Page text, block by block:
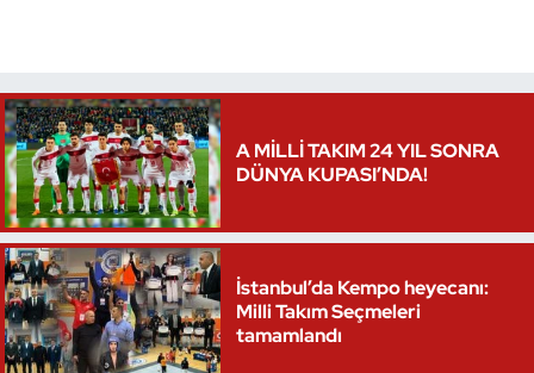
A MİLLİ TAKIM 24 YIL SONRA
DÜNYA KUPASI’NDA!
İstanbul’da Kempo heyecanı:
Milli Takım Seçmeleri
tamamlandı
Voleybol
Vücut Geliştirme Fitness
Wushu Kungfu
Yelken
Yüzme